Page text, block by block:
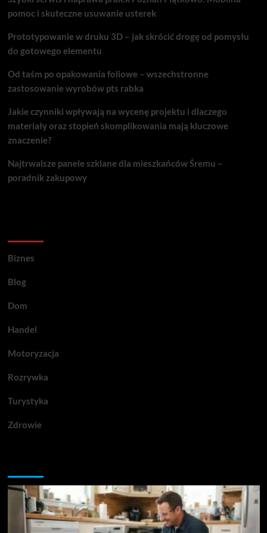
pomoc i skuteczne usuwanie usterek
Prototypowanie w druku 3D – jak skrócić drogę od pomysłu
do gotowego elementu
Od taśm po opakowania foliowe – wszechstronne
zastosowanie wyrobów pts rabka
Jakie czynniki wpływają na wycenę projektu i dlaczego
materiały oraz stopień skomplikowania mają kluczowe
znaczenie?
Najtrwalsze panele szklane dla mieszkańców Śremu –
poradnik zakupowy
Biznes
Blog
Dom
Handel
Motoryzacja
Rozrywka
Turystyka
Zdrowie